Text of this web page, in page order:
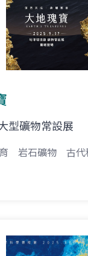
型礦物常設展
岩石礦物 古代